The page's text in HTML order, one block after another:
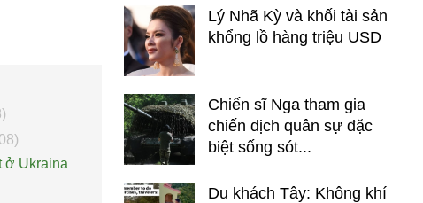
Phân tích thị trường Nga 2026
ở Ukraina
Lý Nhã Kỳ và khối tài sản
khổng lồ hàng triệu USD
Chiến sĩ Nga tham gia
chiến dịch quân sự đặc
biệt sống sót...
Du khách Tây: Không khí